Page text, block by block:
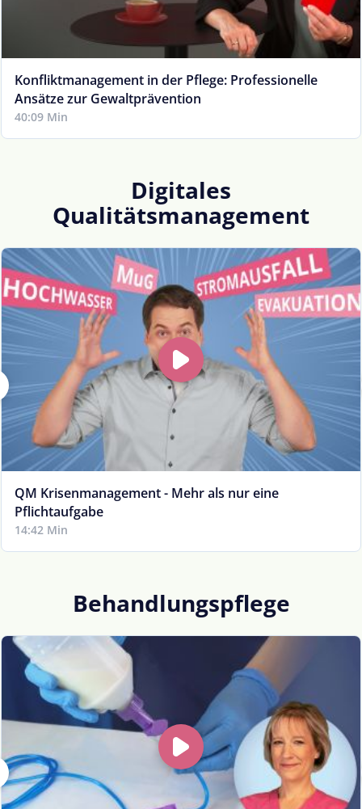
Konfliktmanagement in der Pflege: Professionelle
Ansätze zur Gewaltprävention
40:09 Min
Digitales
Qualitätsmanagement
QM Krisenmanagement - Mehr als nur eine
Pflichtaufgabe
14:42 Min
Behandlungspflege